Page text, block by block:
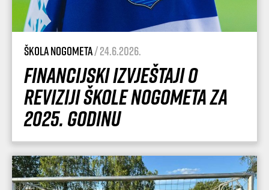
Škola nogometa/ 24.6.2026.
Financijski izvještaji o
reviziji Škole nogometa za
2025. godinu